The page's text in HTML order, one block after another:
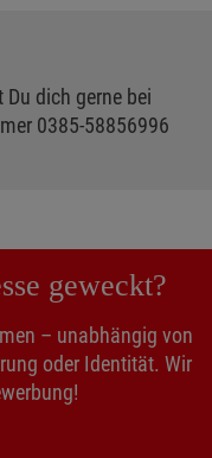
Du dich gerne bei
0385-58856996
geweckt?
– unabhängig von
oder Identität. Wir